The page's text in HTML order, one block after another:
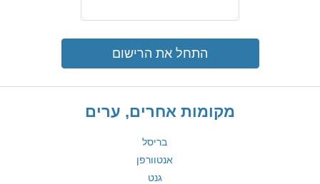
התחל את הרישום
מקומות אחרים, ערים
בריסל
אנטוורפן
גנט